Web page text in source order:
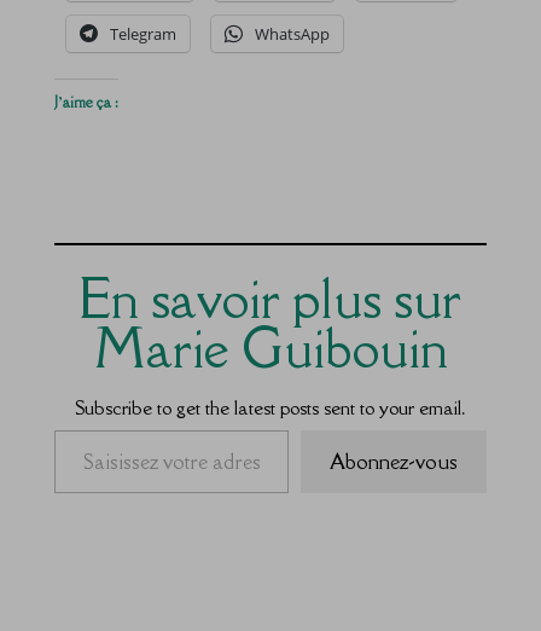
Telegram WhatsApp
J’aime ça :
En savoir plus sur
Marie Guibouin
Subscribe to get the latest posts sent to your email.
Saisissez votre adresse e-mail…
Abonnez-vous